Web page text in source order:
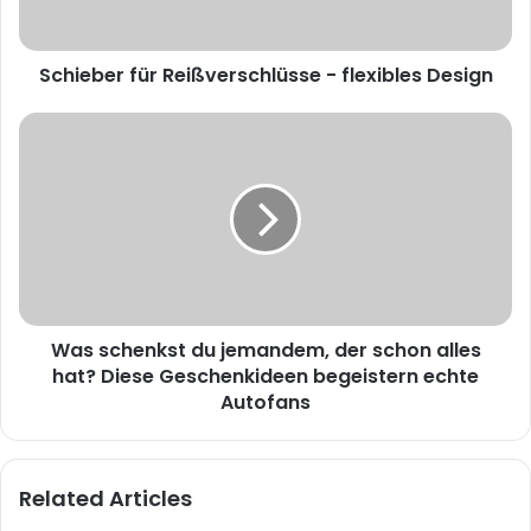
Schieber für Reißverschlüsse - flexibles Design
Was schenkst du jemandem, der schon alles
hat? Diese Geschenkideen begeistern echte
Autofans
Related Articles